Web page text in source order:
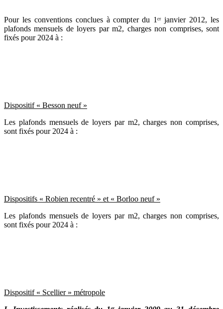
Pour les conventions conclues à compter du 1ᵉʳ janvier 2012, les
plafonds mensuels de loyers par m2, charges non comprises, sont
fixés pour 2024 à :
Dispositif « Besson neuf »
Les plafonds mensuels de loyers par m2, charges non comprises,
sont fixés pour 2024 à :
Dispositifs « Robien recentré » et « Borloo neuf »
Les plafonds mensuels de loyers par m2, charges non comprises,
sont fixés pour 2024 à :
Dispositif « Scellier » métropole